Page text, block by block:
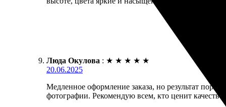
Люда Окулова : ★ ★ ★ ★ ★
20.06.2025
Медленное оформление заказа, но результат
фотографии. Рекомендую всем, кто ценит качество!